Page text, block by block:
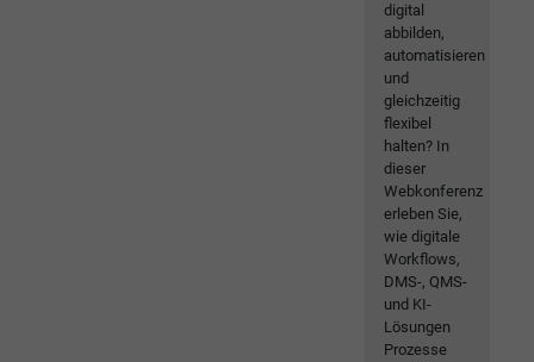
digital
abbilden,
automatisieren
und
gleichzeitig
flexibel
halten? In
dieser
Webkonferenz
erleben Sie,
wie digitale
Workflows,
DMS-, QMS-
und KI-
Lösungen
Prozesse